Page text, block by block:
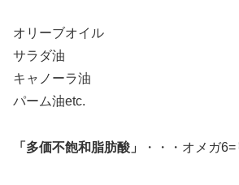
オリーブオイル
サラダ油
キャノーラ油
パーム油etc.
「多価不飽和脂肪酸」 ・・・オメガ